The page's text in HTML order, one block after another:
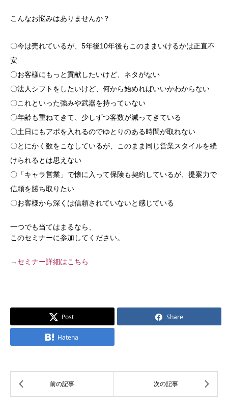
こんなお悩みはありませんか？
〇今は売れているが、5年後10年後もこのままいけるかは正直不
安
〇お客様にもっと貢献したいけど、ネタがない
〇法人シフトをしたいけど、何から始めればいいかわからない
〇これといった強みや武器を持っていない
〇年齢も重ねてきて、少しずつ客数が減ってきている
〇土日にもアポを入れるのでゆとりのある時間が取れない
〇とにかく数をこなしているが、このまま同じ営業スタイルを続
けられるとは思えない
〇「キャラ営業」で懐に入って保険も契約しているが、提案力で
信頼を勝ち取りたい
〇お客様から深くは信頼されていないと感じている
一つでも当てはまるなら、
このセミナーに参加してください。
→ セミナー詳細はこちら
Post Share
Hatena